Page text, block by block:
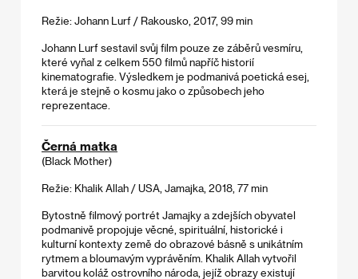
Režie: Johann Lurf / Rakousko, 2017, 99 min
Johann Lurf sestavil svůj film pouze ze záběrů vesmíru,
které vyňal z celkem 550 filmů napříč historií
kinematografie. Výsledkem je podmanivá poetická esej,
která je stejně o kosmu jako o způsobech jeho
reprezentace.
Černá matka
(Black Mother)
Režie: Khalik Allah / USA, Jamajka, 2018, 77 min
Bytostně filmový portrét Jamajky a zdejších obyvatel
podmanivě propojuje věcné, spirituální, historické i
kulturní kontexty země do obrazové básně s unikátním
rytmem a bloumavým vyprávěním. Khalik Allah vytvořil
barvitou koláž ostrovního národa, jejíž obrazy existují